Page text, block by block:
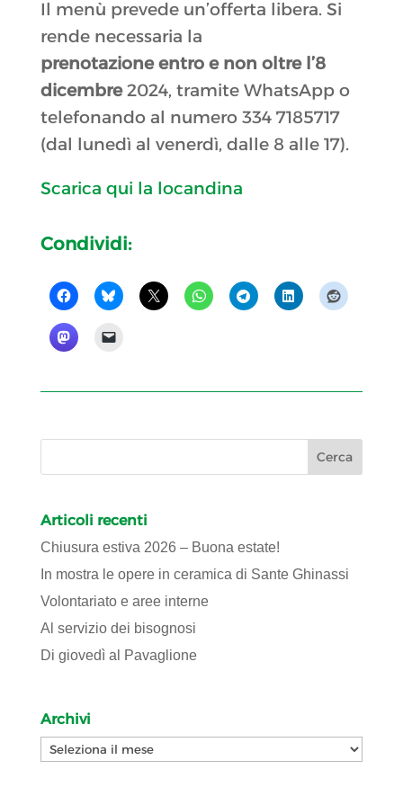
Il menù prevede un’offerta libera. Si
rende necessaria la
prenotazione entro e non oltre l’8
dicembre2024, tramite WhatsApp o
telefonando al numero 334 7185717
(dal lunedì al venerdì, dalle 8 alle 17).
Scarica qui la locandina
Condividi:
Articoli recenti
Chiusura estiva 2026 – Buona estate!
In mostra le opere in ceramica di Sante Ghinassi
Volontariato e aree interne
Al servizio dei bisognosi
Di giovedì al Pavaglione
Archivi
Archivi